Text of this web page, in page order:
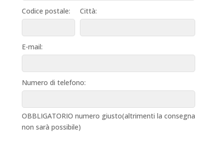
Codice postale: Città:
E-mail:
Numero di telefono:
OBBLIGATORIO numero giusto(altrimenti la consegna
non sarà possibile)